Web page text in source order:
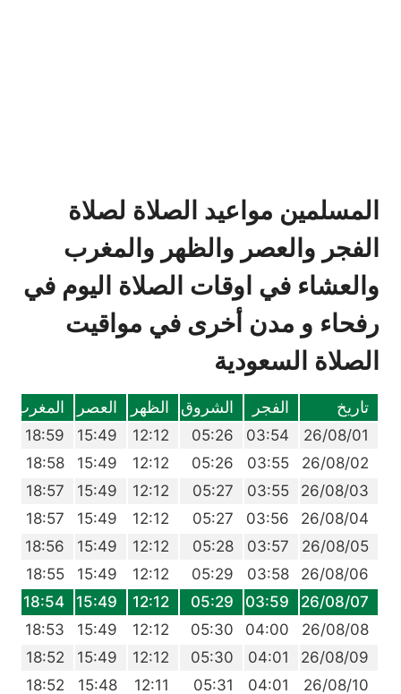
المسلمين مواعيد الصلاة لصلاة
الفجر والعصر والظهر والمغرب
والعشاء في اوقات الصلاة اليوم في
رفحاء و مدن أخرى في مواقيت
الصلاة السعودية
تاريخ الفجر الشروق الظهر العصر المغرب
26/08/01
03:54
05:26
12:12
15:49
18:59
26/08/02
03:55
05:26
12:12
15:49
18:58
26/08/03
03:55
05:27
12:12
15:49
18:57
26/08/04
03:56
05:27
12:12
15:49
18:57
26/08/05
03:57
05:28
12:12
15:49
18:56
26/08/06
03:58
05:29
12:12
15:49
18:55
26/08/07
03:59
05:29
12:12
15:49
18:54
26/08/08
04:00
05:30
12:12
15:49
18:53
26/08/09
04:01
05:30
12:12
15:49
18:52
26/08/10
04:01
05:31
12:11
15:48
18:52